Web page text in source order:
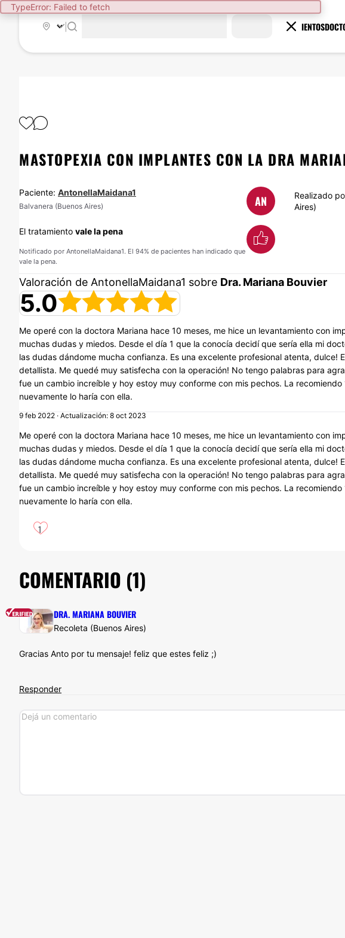
TypeError: Failed to fetch
TRATAMIENTOS
MASTOPEXIA CON IMPLANTES CON LA DRA
Paciente: AntonellaMaidana1
Balvanera (Buenos Aires) AN Realizado
Aires)
El tratamiento vale la pena
Notificado por AntonellaMaidana1. El 94% de pacientes han indicado que
vale la pena.
Valoración de AntonellaMaidana1 sobre Dra. Mariana Bouvier
5.0
Me operé con la doctora Mariana hace 10 meses, me hice un levantamiento con
muchas dudas y miedos. Desde el día 1 que la conocía decidí que sería ella mi
las dudas dándome mucha confianza. Es una excelente profesional atenta, dulce!
detallista. Me quedé muy satisfecha con la operación! No tengo palabras para
fue un cambio increíble y hoy estoy muy conforme con mis pechos. La
nuevamente lo haría con ella.
9 feb 2022 · Actualización: 8 oct 2023
Me operé con la doctora Mariana hace 10 meses, me hice un levantamiento con
muchas dudas y miedos. Desde el día 1 que la conocía decidí que sería ella mi
las dudas dándome mucha confianza. Es una excelente profesional atenta, dulce!
detallista. Me quedé muy satisfecha con la operación! No tengo palabras para
fue un cambio increíble y hoy estoy muy conforme con mis pechos. La
nuevamente lo haría con ella.
1
COMENTARIO (1)
DRA. MARIANA BOUVIER
Recoleta (Buenos Aires)
Gracias Anto por tu mensaje! feliz que estes feliz ;)
Responder